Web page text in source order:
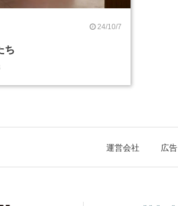
24/10/7
ち
運営会社 広